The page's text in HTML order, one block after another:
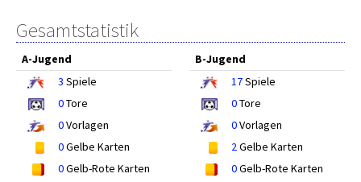
Gesamtstatistik
A-Jugend
3 Spiele
0Tore
0Vorlagen
0Gelbe Karten
0Gelb-Rote Karten
B-Jugend
17Spiele
0Tore
0Vorlagen
2Gelbe Karten
0Gelb-Rote Karten